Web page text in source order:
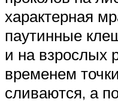
характерная
паутинные
и на взрослых
временем
сливаются, а